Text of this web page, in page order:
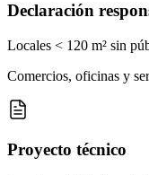
Declaración
Locales < 120 m² sin
Comercios, oficinas y
Proyecto técnico